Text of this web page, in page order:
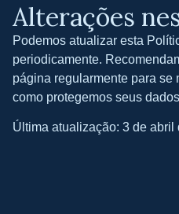
Alterações
Podemos atualizar esta
periodicamente.
página regularmente para se
como protegemos seus
Última atualização: 3 de abril